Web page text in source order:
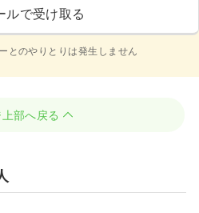
ルで受け取る
とのやりとりは発生しません
部へ戻る